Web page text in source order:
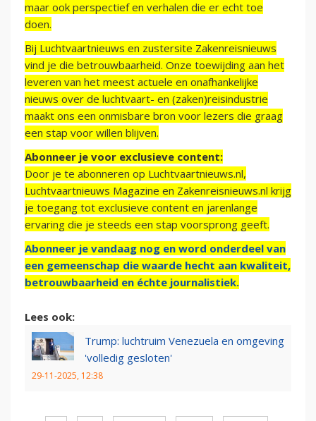
maar ook perspectief en verhalen die er echt toe
doen.
Bij Luchtvaartnieuws en zustersite Zakenreisnieuws
vind je die betrouwbaarheid. Onze toewijding aan het
leveren van het meest actuele en onafhankelijke
nieuws over de luchtvaart- en (zaken)reisindustrie
maakt ons een onmisbare bron voor lezers die graag
een stap voor willen blijven.
Abonneer je voor exclusieve content:
Door je te abonneren op Luchtvaartnieuws.nl,
Luchtvaartnieuws Magazine en Zakenreisnieuws.nl krijg
je toegang tot exclusieve content en jarenlange
ervaring die je steeds een stap voorsprong geeft.
Abonneer je vandaag nog en word onderdeel van
een gemeenschap die waarde hecht aan kwaliteit,
betrouwbaarheid en échte journalistiek.
Lees ook:
Trump: luchtruim Venezuela en omgeving
'volledig gesloten'
29-11-2025, 12:38